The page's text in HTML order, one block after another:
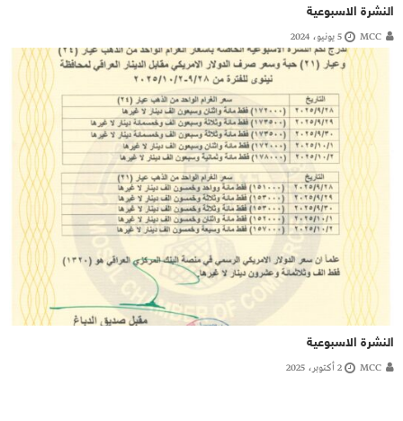
النشرة الاسبوعية
MCC 5 يونيو، 2024
النشرة الاسبوعية
MCC 2 أكتوبر، 2025